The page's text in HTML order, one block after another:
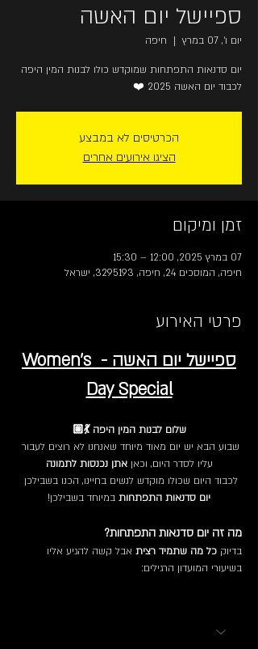
ספיישל יום האשה
יום ו׳, 07 במרץ
  |
חיפה
יום סדנאות התפתחות שמוקדש כולו לבנות המין היפה
לכבוד יום האשה 2025 ❤️
הכרטיסים לא במבצע
הציגו אירועים אחרים
זמן ומיקום
07 במרץ 2025, 12:00 – 15:30
חיפה, המוסכים 24, חיפה, 3295193, ישראל
פרטי האירוע
ספיישל יום האשה - Women's
Day Special
שלום לבנות המין היפה 💃🏽
שבוע הבא יש יום מאוד מיוחד שאנחנו לא רוצים לעבור
עליו לסדר היום, וכאן אתן נכנסות לתמונה
לכבוד היום שכולו מוקדש לנשים בחיינו, הכנו בשבילכן
יום סדנאות התפתחות במיוחד בשבילכן!
מה זה יום סדנאות התפתחות?
בדיוק כל מה שתמיד רצית אבל קשה להגיע אליו
בשיעורי המועדון הרגילים: